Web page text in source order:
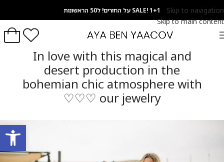
פתח
Skip to navigation
Skip to main content
SALE! 1+1 על החורים! ל50 הראשונות
In the desert
In love with this magical and
desert production in the
bohemian chic atmosphere with
our jewelry ♡♡♡